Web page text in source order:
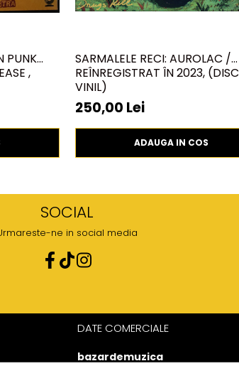
PUNK
,
SARMALELE RECI: AUROLAC /
REÎNREGISTRAT ÎN 2023, (DISC
VINIL)
250,00 Lei
ADAUGA IN COS
SOCIAL
ne in social media
DATE COMERCIALE
bazardemuzica